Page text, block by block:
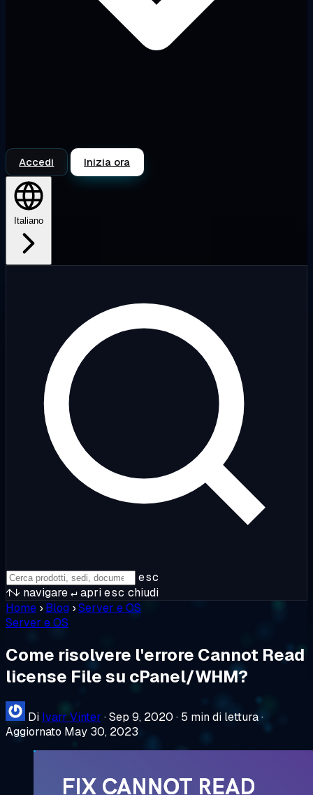
Accedi Inizia ora
Italiano
esc
↑↓ navigare↵apriesc chiudi
Home › Blog ›Server e OS
Server e OS
Come risolvere l'errore Cannot Read
license File su cPanel/WHM?
Di Ivarr Vinter ·Sep 9, 2020 · 5 min di lettura·
Aggiornato May 30, 2023